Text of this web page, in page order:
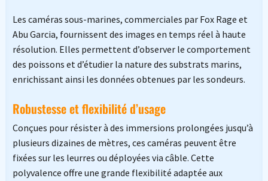
Les caméras sous-marines, commerciales par Fox Rage et
Abu Garcia, fournissent des images en temps réel à haute
résolution. Elles permettent d’observer le comportement
des poissons et d’étudier la nature des substrats marins,
enrichissant ainsi les données obtenues par les sondeurs.
Robustesse et flexibilité d’usage
Conçues pour résister à des immersions prolongées jusqu’à
plusieurs dizaines de mètres, ces caméras peuvent être
fixées sur les leurres ou déployées via câble. Cette
polyvalence offre une grande flexibilité adaptée aux